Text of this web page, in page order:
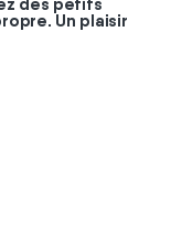
Un plaisir